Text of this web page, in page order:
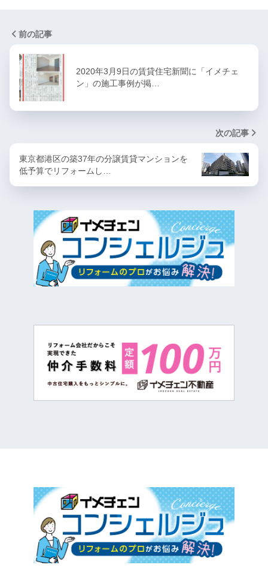
前の記事
2020年3月9日の賃貸住宅新聞に「イメチェ
ン」の施工事例が掲…
次の記事
東京都港区の築37年の分譲賃貸マンションを
低予算でリフォームし…